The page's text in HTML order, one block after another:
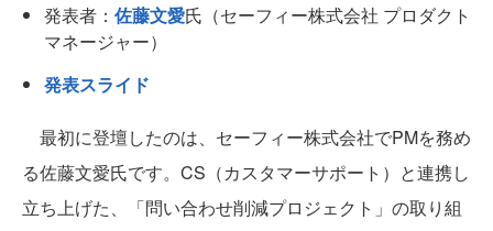
発表者： 佐藤文愛氏（セーフィー株式会社 プロダクト
マネージャー）
発表スライド
最初に登壇したのは、セーフィー株式会社でPMを務め
る佐藤文愛氏です。CS（カスタマーサポート）と連携し
立ち上げた、「問い合わせ削減プロジェクト」の取り組